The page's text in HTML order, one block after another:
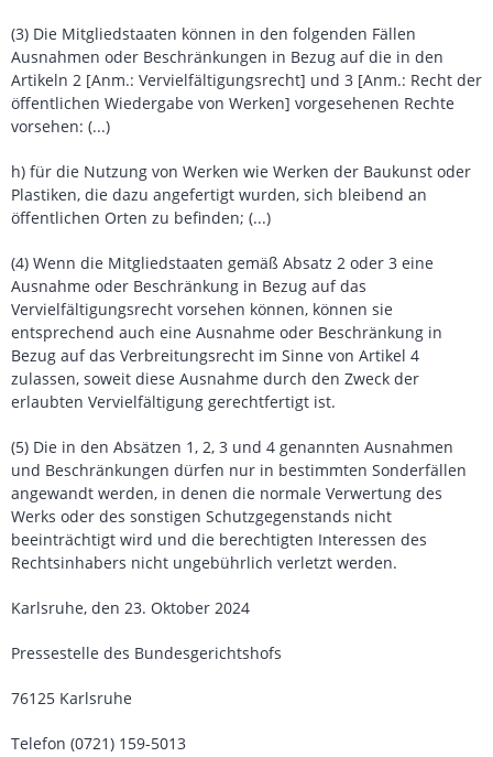
(3) Die Mitgliedstaaten können in den folgenden Fällen
Ausnahmen oder Beschränkungen in Bezug auf die in den
Artikeln 2 [Anm.: Vervielfältigungsrecht] und 3 [Anm.: Recht der
öffentlichen Wiedergabe von Werken] vorgesehenen Rechte
vorsehen: (...)
h) für die Nutzung von Werken wie Werken der Baukunst oder
Plastiken, die dazu angefertigt wurden, sich bleibend an
öffentlichen Orten zu befinden; (...)
(4) Wenn die Mitgliedstaaten gemäß Absatz 2 oder 3 eine
Ausnahme oder Beschränkung in Bezug auf das
Vervielfältigungsrecht vorsehen können, können sie
entsprechend auch eine Ausnahme oder Beschränkung in
Bezug auf das Verbreitungsrecht im Sinne von Artikel 4
zulassen, soweit diese Ausnahme durch den Zweck der
erlaubten Vervielfältigung gerechtfertigt ist.
(5) Die in den Absätzen 1, 2, 3 und 4 genannten Ausnahmen
und Beschränkungen dürfen nur in bestimmten Sonderfällen
angewandt werden, in denen die normale Verwertung des
Werks oder des sonstigen Schutzgegenstands nicht
beeinträchtigt wird und die berechtigten Interessen des
Rechtsinhabers nicht ungebührlich verletzt werden.
Karlsruhe, den 23. Oktober 2024
Pressestelle des Bundesgerichtshofs
76125 Karlsruhe
Telefon (0721) 159-5013